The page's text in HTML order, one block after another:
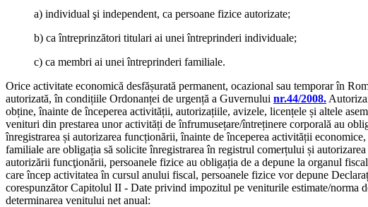
a) individual şi independent, ca persoane fizice autorizate;
b) ca întreprinzători titulari ai unei întreprinderi individuale;
c) ca membri ai unei întreprinderi familiale.
Orice activitate economică desfășurată permanent, ocazional sau temporar în
autorizată, în condițiile Ordonanței de urgență a Guvernului nr.44/2008.
obține, înainte de începerea activității, autorizațiile, avizele, licențele și altele
venituri din prestarea unor activități de înfrumusețare/întreținere corporală au
înregistrarea și autorizarea funcționării, înainte de începerea activității
familiale are obligația să solicite înregistrarea în registrul comerțului și
autorizării funcţionării, persoanele fizice au obligația de a depune la organul fiscal
care încep activitatea în cursul anului fiscal, persoanele fizice vor depune
corespunzător Capitolul II - Date privind impozitul pe veniturile estimate/norma
determinarea venitului net anual: